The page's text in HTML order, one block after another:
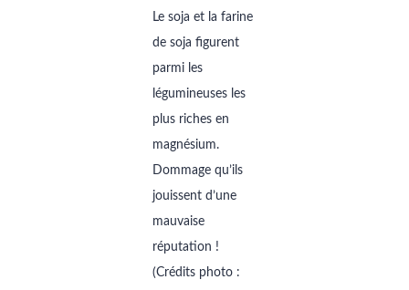
Le soja et la farine
de soja figurent
parmi les
légumineuses les
plus riches en
magnésium.
Dommage qu’ils
jouissent d’une
mauvaise
réputation !
(Crédits photo :